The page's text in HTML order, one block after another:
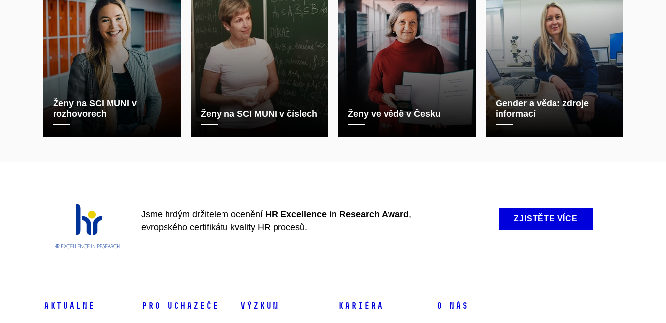
Ženy na SCI MUNI v
rozhovorech
Ženy na SCI MUNI v číslech Ženy ve vědě v Česku
Gender a věda: zdroje
informací
Jsme hrdým držitelem ocenění HR Excellence in Research Award ,
evropského certifikátu kvality HR procesů.
ZJISTĚTE VÍCE
Aktuálně Pro uchazeče Výzkum Kariéra O nás